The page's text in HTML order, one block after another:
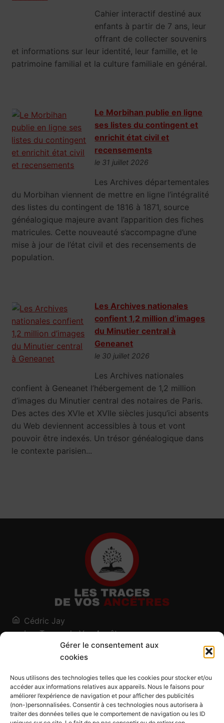
Gérer le consentement aux
cookies
Nous utilisons des technologies telles que les cookies pour stocker et/ou
accéder aux informations relatives aux appareils. Nous le faisons pour
améliorer l’expérience de navigation et pour afficher des publicités
(non-)personnalisées. Consentir à ces technologies nous autorisera à
traiter des données telles que le comportement de navigation ou les ID
Cahier interactif destiné aux
enfants à partir de 7 ans, leur
offrant de collecter souvenirs
et informations sur leur identité, leur famille, et le
patrimoine familial et la culture familiale en général.
Le Morbihan publie en ligne
ses listes du contingent et
enrichit état civil et
recensements
le 31 juillet 2026
Les Archives départementales
du Morbihan viennent de mettre en ligne l’intégralité
des listes du contingent de 1816 à 1871, source
généalogique majeure avant l’apparition des fiches
matricules. Cette nouveauté s’accompagne d’une
mise à jour de l’état civil et des recensements de
population.
Les Archives nationales
confient 1,2 million d’images
du Minutier central à
Geneanet
le 30 juillet 2026
Les Archives nationales
confient à Geneanet l’hébergement de 1,2 million
d’images du Minutier central des notaires de Paris.
Des actes des XVIe et XVIIe siècles jusqu’ici absents
du Web deviennent accessibles à tous et vont
pouvoir être indexés. Un trésor généalogique dans
le contexte parisien...
Cédric Jay
Les Traces de Vos Ancêtres
120, chemin des Salines
73200 Albertville - Savoie
Blog
Outils généalogiques
Contact